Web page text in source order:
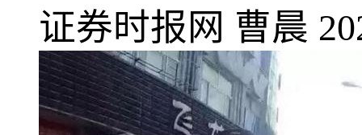
证券时报网 曹晨